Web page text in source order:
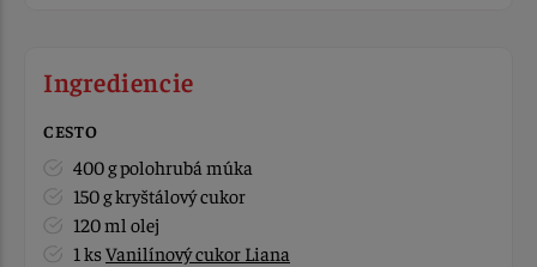
Ingrediencie
CESTO
400 g polohrubá múka
150 g kryštálový cukor
120 ml olej
1 ksVanilínový cukor Liana